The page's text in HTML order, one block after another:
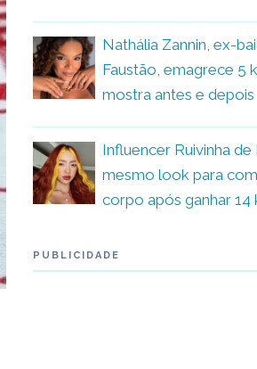
Nathália Zannin, ex-
Faustão, emagrece 5
mostra antes e depois
Influencer Ruivinha
mesmo look para
corpo após ganhar 14
PUBLICIDADE